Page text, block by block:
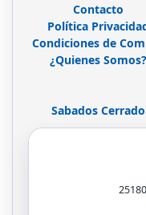
Contacto
Política
Condiciones de
¿Quienes Somos?
Sabados Cerrado
25180